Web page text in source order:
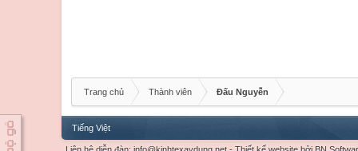
Trang chủ Thành viên Đấu Nguyễn
Tiếng Việt